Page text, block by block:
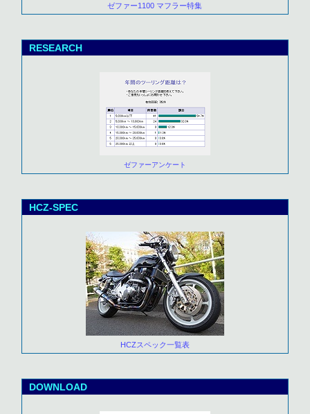
ゼファー1100 マフラー特集
RESEARCH
ゼファーアンケート
HCZ-SPEC
HCZスペック一覧表
DOWNLOAD